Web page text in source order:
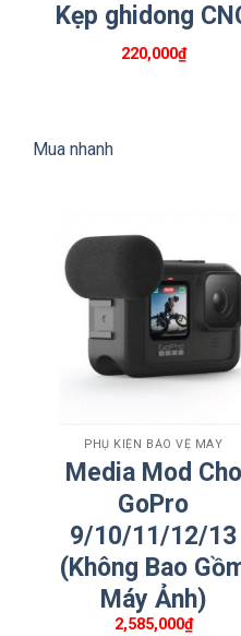
Kẹp ghidong
220,000₫
Mua nhanh
PHỤ KIỆN BẢO VỆ MÁY
Media Mod Cho
GoPro
9/10/11/12/13
(Không Bao
Máy Ảnh)
2,585,000₫